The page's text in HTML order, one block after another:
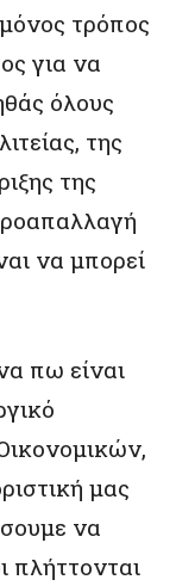
τρόπος
για να
όλους
της
της
να μπορεί
πω είναι
μας
να
πλήττονται